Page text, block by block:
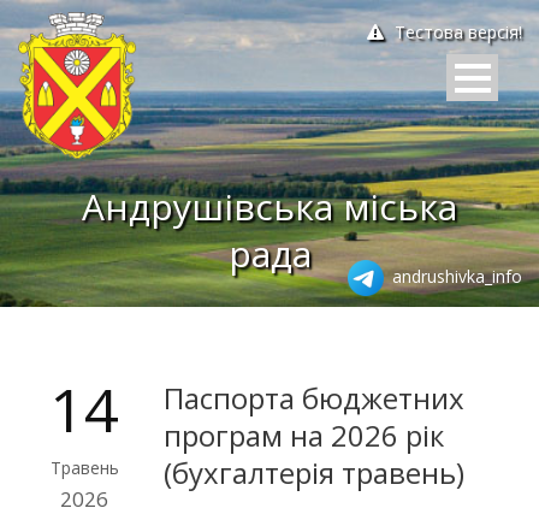
Тестова версія!
Андрушівська міська
рада
andrushivka_info
14
Травень
2026
Паспорта бюджетних
програм на 2026 рік
(бухгалтерія травень)